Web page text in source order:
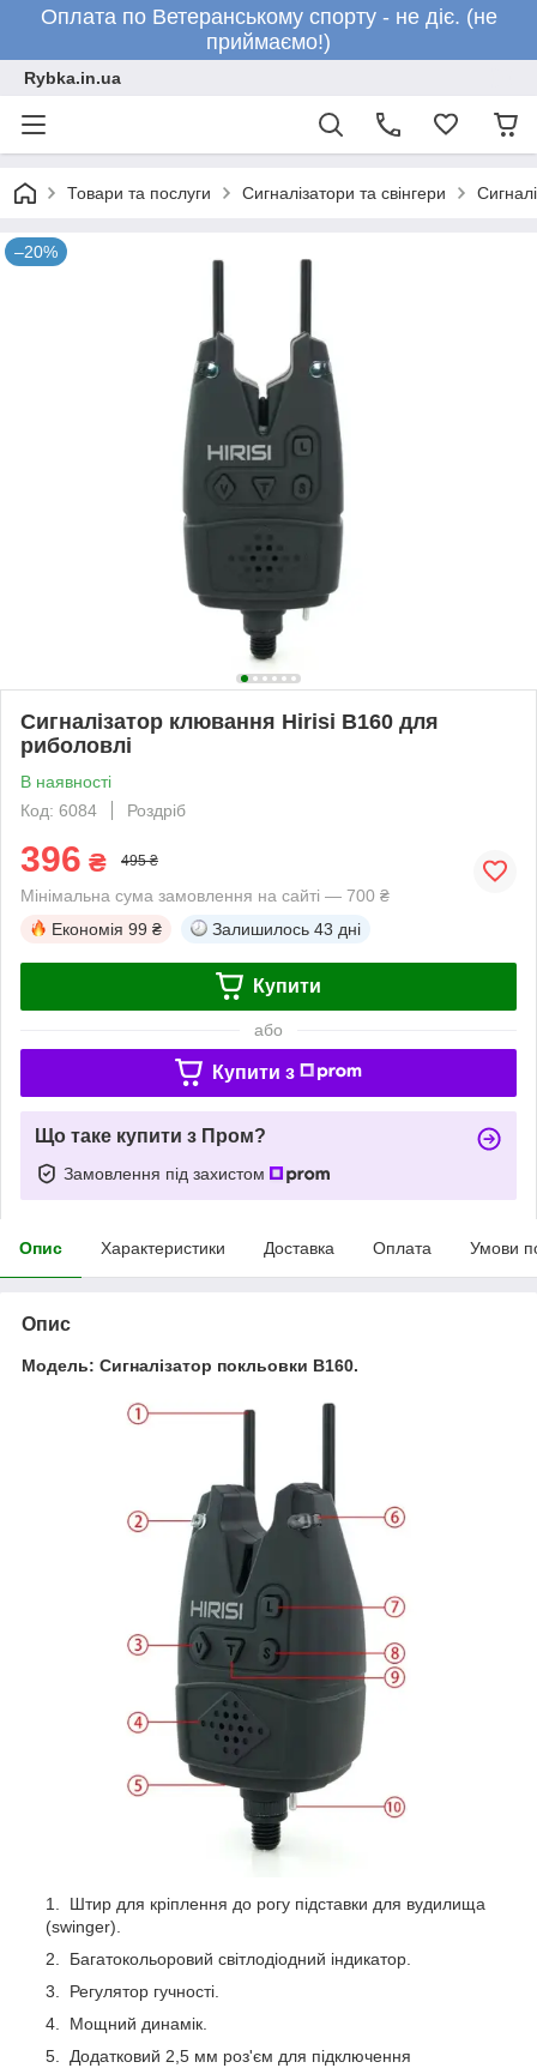
Оплата по Ветеранському спорту - не діє. (не
приймаємо!)
Rybka.in.ua
Товари та послуги Сигналізатори та свінгери
–20%
Сигналізатор клювання Hirisi B160 для
риболовлі
В наявності
Код: 6084
Роздріб
396 ₴ 495 ₴
Мінімальна сума замовлення на сайті — 700 ₴
Економія 99 ₴ Залишилось 43 дні
Купити
або
Купити з
Що таке купити з Пром?
Замовлення під захистом
Опис Характеристики Доставка Оплата Умови
Опис
Модель: Сигналізатор покльовки B160.
Штир для кріплення до рогу підставки для вудилища
(swinger).
Багатокольоровий світлодіодний індикатор.
Регулятор гучності.
Мощний динамік.
Додатковий 2,5 мм роз'єм для підключення